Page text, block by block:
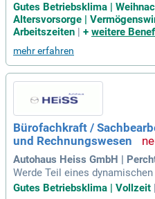
Bereich Schaden zum
ensachbearbeiter /
icht- und Unfallversicherung /
Gutes Betriebsklima |
Altersvorsorge |
Arbeitszeiten
+ weitere
mehr erfahren
Bürofachkraft /
und Rechnungswesen
Autohaus Heiss GmbH |
Werde Teil eines
Nach einer kurzen Schulung
Gutes Betriebsklima | Vollzeit |